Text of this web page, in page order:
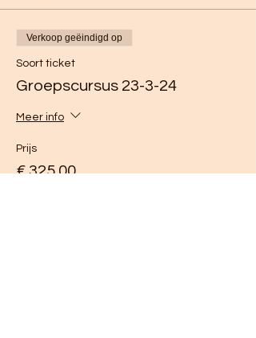
Verkoop geëindigd op
Soort ticket
Groepscursus 23-3-24
Meer info
Prijs
€ 325,00